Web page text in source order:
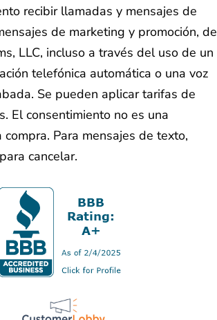
recibir llamadas y mensajes de
de marketing y promoción, de
LLC, incluso a través del uso de un
telefónica automática o una voz
Se pueden aplicar tarifas de
El consentimiento no es una
Para mensajes de texto,
cancelar.